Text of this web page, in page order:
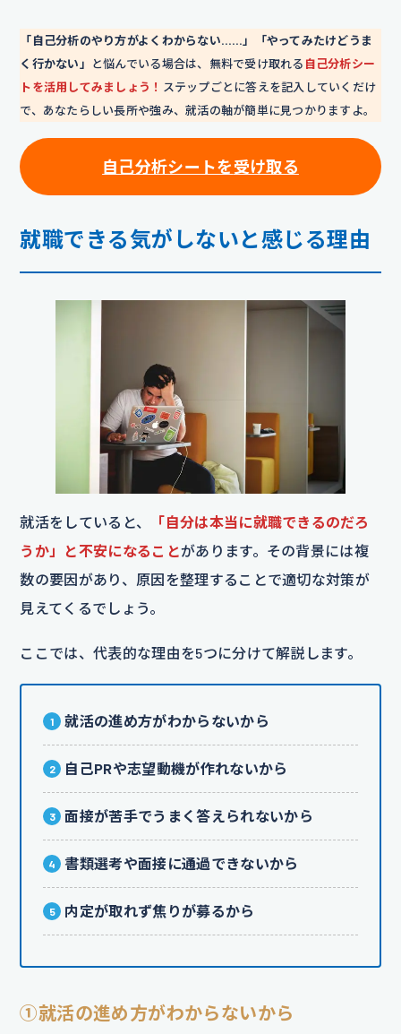
「自己分析のやり方がよくわからない……」「やってみたけどうま
く行かない」
と悩んでいる場合は、無料で受け取れる 自己分析シー
トを活用してみましょう！ ステップごとに答えを記入していくだけ
で、あなたらしい長所や強み、就活の軸が簡単に見つかりますよ。
自己分析シートを受け取る
就職できる気がしないと感じる理由
就活をしていると、
「自分は本当に就職できるのだろ
うか」と不安になることがあります。その背景には複
数の要因があり、原因を整理することで適切な対策が
見えてくるでしょう。
ここでは、代表的な理由を5つに分けて解説します。
就活の進め方がわからないから
自己PRや志望動機が作れないから
面接が苦手でうまく答えられないから
書類選考や面接に通過できないから
内定が取れず焦りが募るから
①就活の進め方がわからないから